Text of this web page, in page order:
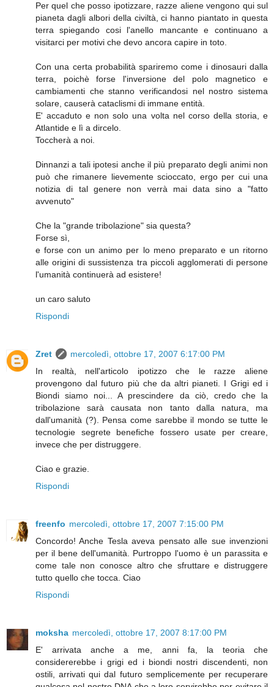
Per quel che posso ipotizzare, razze aliene vengono qui sul
pianeta dagli albori della civiltà, ci hanno piantato in questa
terra spiegando cosi l'anello mancante e continuano a
visitarci per motivi che devo ancora capire in toto.
Con una certa probabilità spariremo come i dinosauri dalla
terra, poichè forse l'inversione del polo magnetico e
cambiamenti che stanno verificandosi nel nostro sistema
solare, causerà cataclismi di immane entità.
E' accaduto e non solo una volta nel corso della storia, e
Atlantide e lì a dircelo.
Toccherà a noi.
Dinnanzi a tali ipotesi anche il più preparato degli animi non
può che rimanere lievemente scioccato, ergo per cui una
notizia di tal genere non verrà mai data sino a "fatto
avvenuto"
Che la "grande tribolazione" sia questa?
Forse sì,
e forse con un animo per lo meno preparato e un ritorno
alle origini di sussistenza tra piccoli agglomerati di persone
l'umanità continuerà ad esistere!
un caro saluto
Rispondi
Zret
mercoledì, ottobre 17, 2007 6:17:00 PM
In realtà, nell'articolo ipotizzo che le razze aliene
provengono dal futuro più che da altri pianeti. I Grigi ed i
Biondi siamo noi... A prescindere da ciò, credo che la
tribolazione sarà causata non tanto dalla natura, ma
dall'umanità (?). Pensa come sarebbe il mondo se tutte le
tecnologie segrete benefiche fossero usate per creare,
invece che per distruggere.
Ciao e grazie.
Rispondi
freenfo mercoledì, ottobre 17, 2007 7:15:00 PM
Concordo! Anche Tesla aveva pensato alle sue invenzioni
per il bene dell'umanità. Purtroppo l'uomo è un parassita e
come tale non conosce altro che sfruttare e distruggere
tutto quello che tocca. Ciao
Rispondi
moksha mercoledì, ottobre 17, 2007 8:17:00 PM
E' arrivata anche a me, anni fa, la teoria che
considererebbe i grigi ed i biondi nostri discendenti, non
ostili, arrivati qui dal futuro semplicemente per recuperare